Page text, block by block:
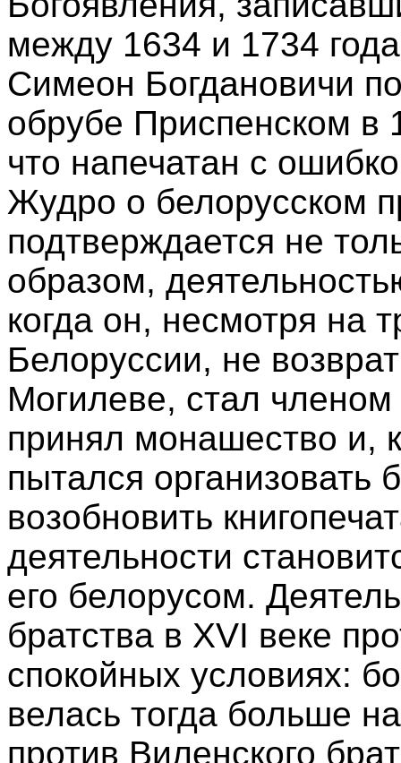
между 1634 и 1734
Симеон Богдановичи
обрубе Приспенском в
что напечатан с
Жудро о белорусском
подтверждается не
образом,
когда он, несмотря на
Белоруссии, не
Могилеве, стал членом
принял монашество и,
пытался организовать
возобновить
деятельности
его белорусом.
братства в XVI веке
спокойных условиях:
велась тогда больше
против Виленского